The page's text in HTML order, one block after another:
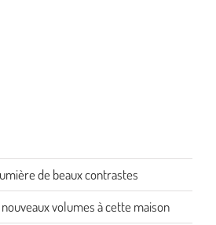
de beaux contrastes
volumes à cette maison